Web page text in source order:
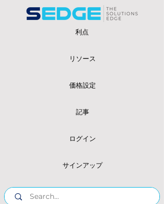
利点
リソース
価格設定
記事
ログイン
サインアップ